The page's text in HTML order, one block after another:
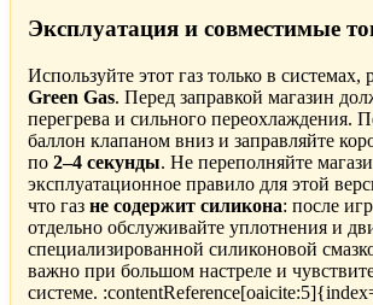
Эксплуатация и совместимые
Используйте этот газ только в системах,
Green Gas. Перед заправкой магазин
перегрева и сильного переохлаждения.
баллон клапаном вниз и заправляйте
по 2–4 секунды. Не переполняйте
эксплуатационное правило для этой
что газ не содержит силикона: после
отдельно обслуживайте уплотнения и
специализированной силиконовой
важно при большом настреле и
системе.